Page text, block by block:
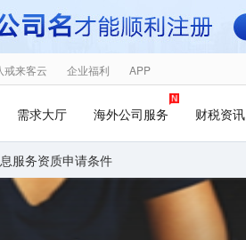
戒来客云 企业福利 APP
需求大厅 海外公司服务 财税资讯
服务资质申请条件